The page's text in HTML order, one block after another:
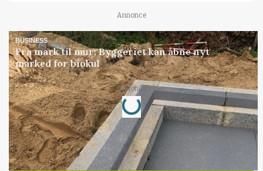
Annonce
BUSINESS
Fra mark til mur: Byggeriet kan åbne nyt
marked for biokul
Annonce
Loading...
Jobs